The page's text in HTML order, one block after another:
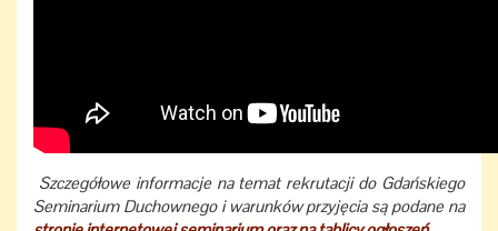
Szczegółowe informacje na temat rekrutacji do Gdańskiego
Seminarium Duchownego i warunków przyjęcia są podane na